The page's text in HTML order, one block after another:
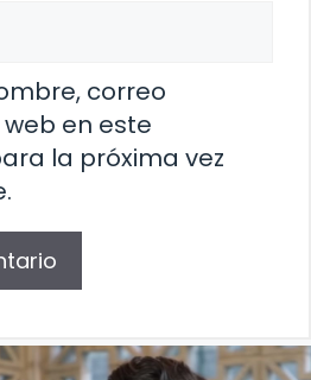
correo
en este
la próxima vez